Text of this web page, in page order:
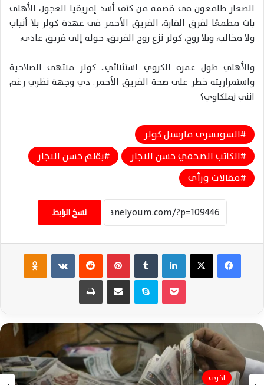
الصغار طامعون فى قضمه من كتف أسد إفريقيا العجوز، الأهلى
بات مطمعًا لفرق القارة، الفريق الأحمر فى عهدة كولر بلا أنياب
ولا مخالب، وبلا روح، كولر نزع روح الفريق، حوله إلى فريق عادى،
والأهلي طول عمره الكروي استثنائي.. كولر منتهى الصلاحية
واستمراريته خطر على صحة الفريق الأحمر. دي وجهة نظري رغم
انني زملكاوي؟
السويسرى مارسيل كولر
الكاتب الصحفي حسن النجار
بقلم حسن النجار
مقالات ورأى
نسخ الرابط
فيسبوك ‫X لينكدإن بينتيريست ‏VKontakte
سكايب مشاركة عبر البريد طباعة
اخرى